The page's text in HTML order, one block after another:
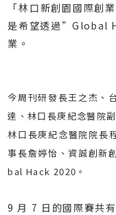
「林口新創園國際創
是希望透過”Global
業。
今周刊研發長王之杰、
達、林口長庚紀念醫院
林口長庚紀念醫院院長
事長詹婷怡、資誠創新
bal Hack 2020。
9 月 7 日的國際賽共